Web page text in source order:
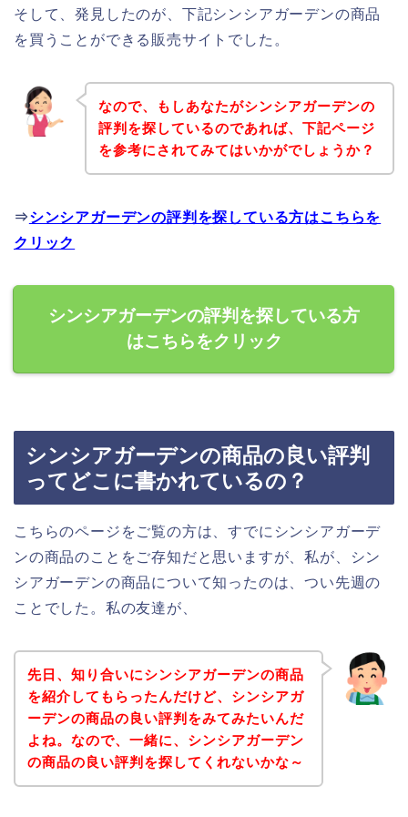
そして、発見したのが、下記シンシアガーデンの商品
を買うことができる販売サイトでした。
なので、もしあなたがシンシアガーデンの
評判を探しているのであれば、下記ページ
を参考にされてみてはいかがでしょうか？
⇒シンシアガーデンの評判を探している方はこちらを
クリック
シンシアガーデンの評判を探している方
はこちらをクリック
シンシアガーデンの商品の良い評判
ってどこに書かれているの？
こちらのページをご覧の方は、すでにシンシアガーデ
ンの商品のことをご存知だと思いますが、私が、シン
シアガーデンの商品について知ったのは、つい先週の
ことでした。私の友達が、
先日、知り合いにシンシアガーデンの商品
を紹介してもらったんだけど、シンシアガ
ーデンの商品の良い評判をみてみたいんだ
よね。なので、一緒に、シンシアガーデン
の商品の良い評判を探してくれないかな～